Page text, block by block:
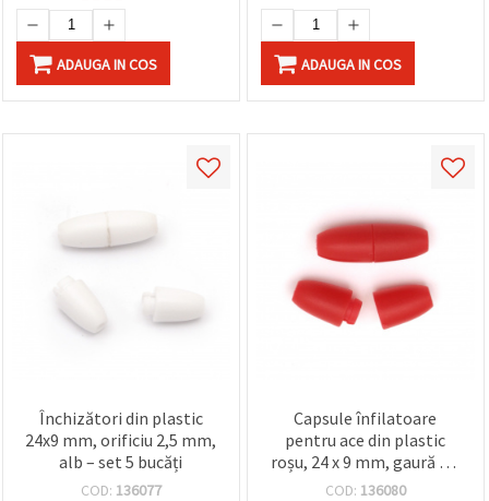
ADAUGA IN COS ADAUGA IN COS
Închizători din plastic
24x9 mm, orificiu 2,5 mm,
alb – set 5 bucăți
COD: 136077
Capsule înfilatoare
pentru ace din plastic
roșu, 24 x 9 mm, gaură 2,5
mm – 5 buc.
COD: 136080